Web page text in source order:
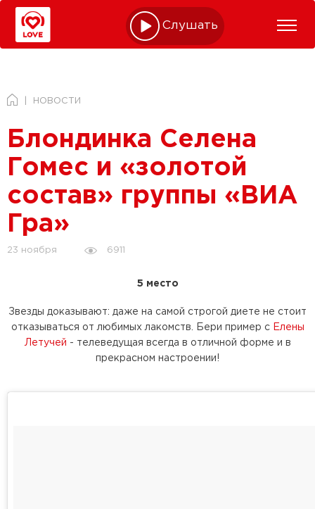
Слушать online
НОВОСТИ
Блондинка Селена
Гомес и «золотой
состав» группы «ВИА
Гра»
23 ноября 6911
5 место
Звезды доказывают: даже на самой строгой диете не стоит
отказываться от любимых лакомств. Бери пример с Елены
Летучей - телеведущая всегда в отличной форме и в
прекрасном настроении!